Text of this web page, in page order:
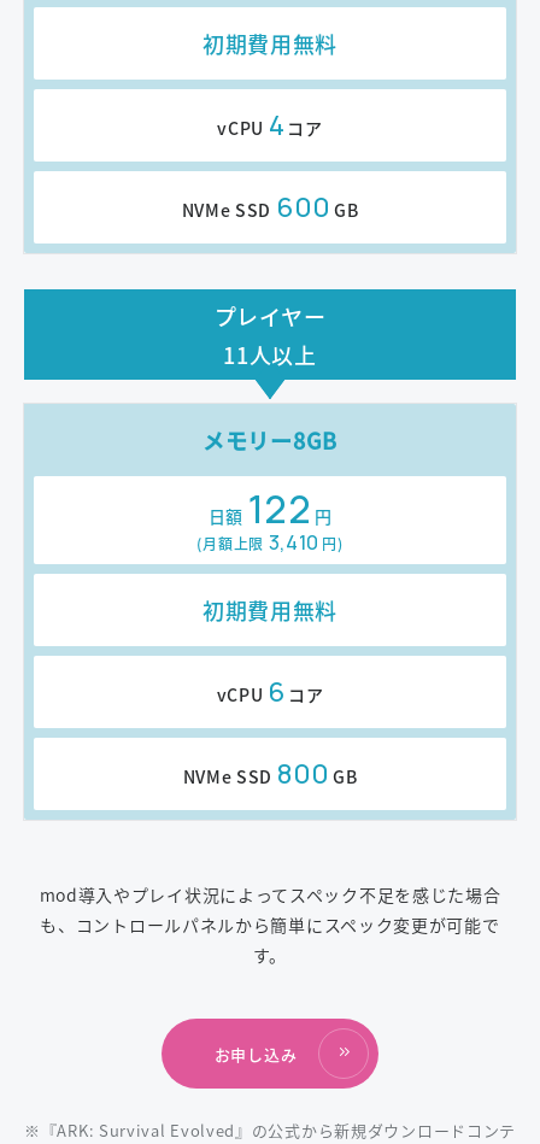
初期費用無料
vCPU 4 コア
NVMe SSD 600 GB
プレイヤー
11人以上
メモリー8GB
日額 122 円
(月額上限 3,410 円)
初期費用無料
vCPU 6 コア
NVMe SSD 800 GB
mod導入やプレイ状況によってスペック不足を感じた場合
も、コントロールパネルから簡単にスペック変更が可能で
す。
お申し込み
※『ARK: Survival Evolved』の公式から新規ダウンロードコンテ